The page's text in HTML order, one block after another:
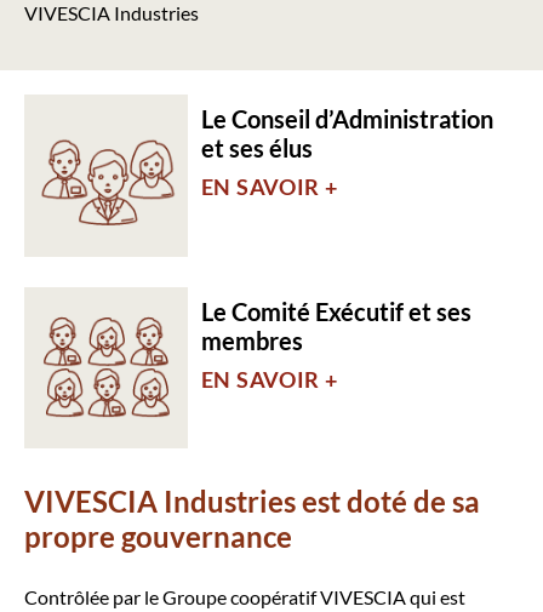
VIVESCIA Industries
Le Conseil d’Administration
et ses élus
EN SAVOIR +
Le Comité Exécutif et ses
membres
EN SAVOIR +
VIVESCIA Industries est doté de sa
propre gouvernance
Contrôlée par le Groupe coopératif VIVESCIA qui est